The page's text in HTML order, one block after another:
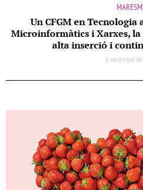
Un CFGM en
Microinformàtics i Xarxes,
alta inserció i
6 novembre